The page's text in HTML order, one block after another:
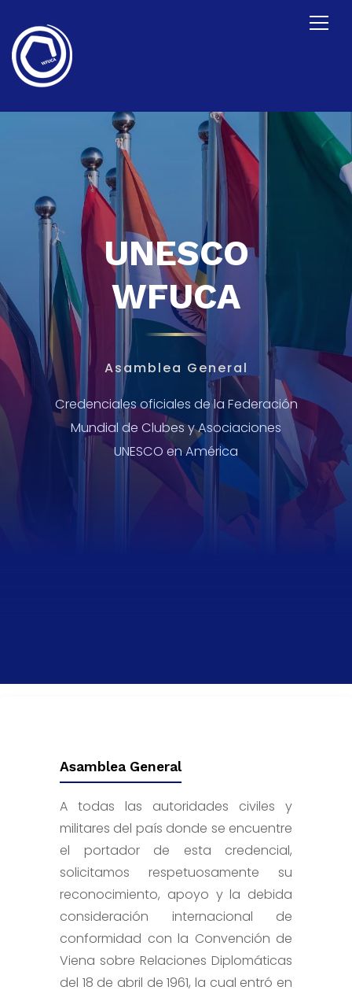
UNESCO
WFUCA
Asamblea General
Credenciales oficiales de la Federación
Mundial de Clubes y Asociaciones
UNESCO en América
Asamblea General
A todas las autoridades civiles y
militares del país donde se encuentre
el portador de esta credencial,
solicitamos respetuosamente su
reconocimiento, apoyo y la debida
consideración internacional de
conformidad con la Convención de
Viena sobre Relaciones Diplomáticas
del 18 de abril de 1961, la cual entró en